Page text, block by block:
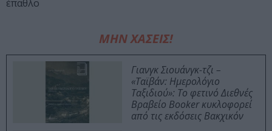
έπαθλο
ΜΗΝ ΧΑΣΕΙΣ!
Γιανγκ Σιουάνγκ-τζι –
«Ταϊβάν: Ημερολόγιο
Ταξιδιού»: Το φετινό Διεθνές
Βραβείο Booker κυκλοφορεί
από τις εκδόσεις Βακχικόν